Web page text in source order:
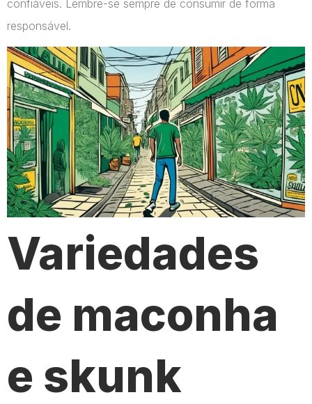
confiáveis. Lembre-se sempre de consumir de forma
responsável.
Variedades
de maconha
e skunk